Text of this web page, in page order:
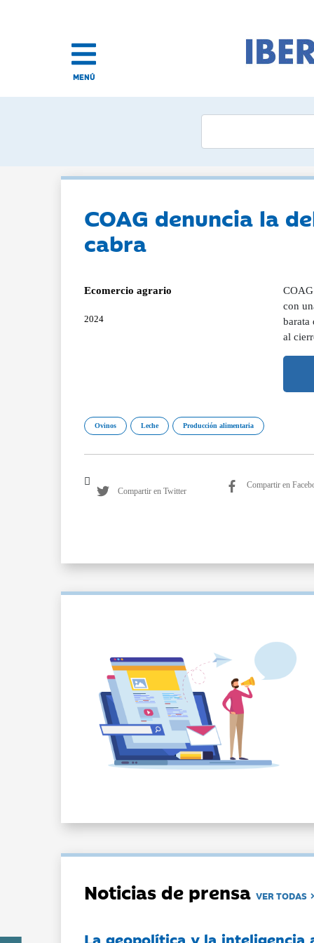
MENÚ
COAG denuncia la
cabra
Ecomercio agrario
2024
con
barata
al
Ovinos Leche Producción alimentaria
Compartir en Twitter
Compartir en
Noticias de prensaVER TODAS
La geopolítica y la